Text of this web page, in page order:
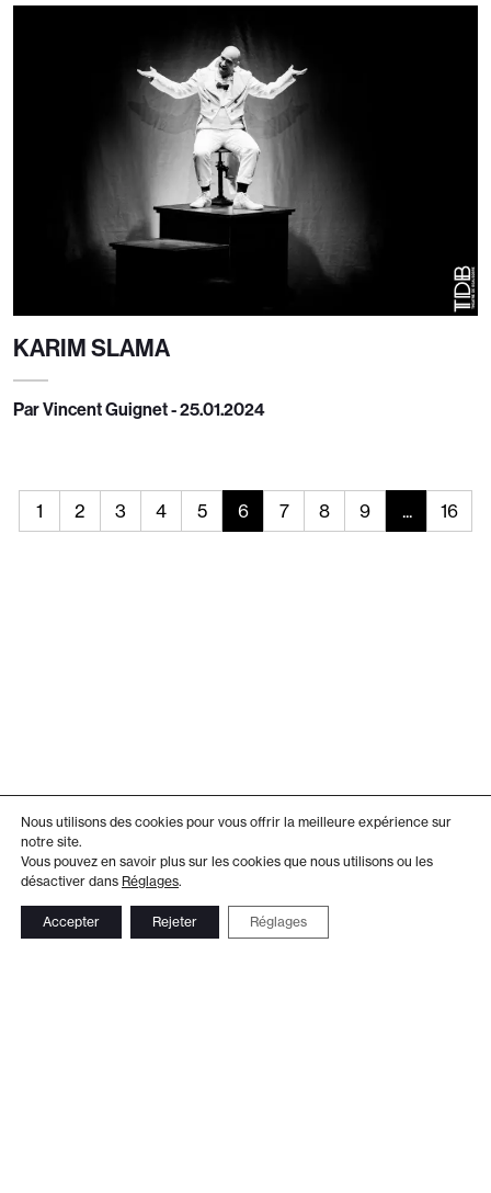
KARIM SLAMA
Par Vincent Guignet - 25.01.2024
1 2 3 4 5 6 7 8 9 ... 16
Nous utilisons des cookies pour vous offrir la meilleure expérience sur
notre site.
Vous pouvez en savoir plus sur les cookies que nous utilisons ou les
désactiver dans Réglages.
Accepter Rejeter Réglages